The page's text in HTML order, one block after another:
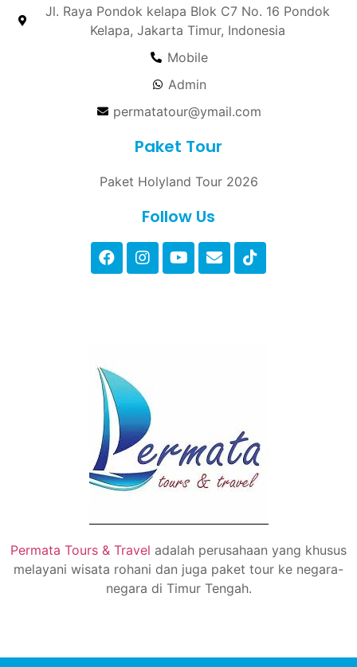
Jl. Raya Pondok kelapa Blok C7 No. 16 Pondok
Kelapa, Jakarta Timur, Indonesia
Mobile
Admin
permatatour@ymail.com
Paket Tour
Paket Holyland Tour 2026
Follow Us
Permata Tours & Travel adalah perusahaan yang khusus
melayani wisata rohani dan juga paket tour ke negara-
negara di Timur Tengah.